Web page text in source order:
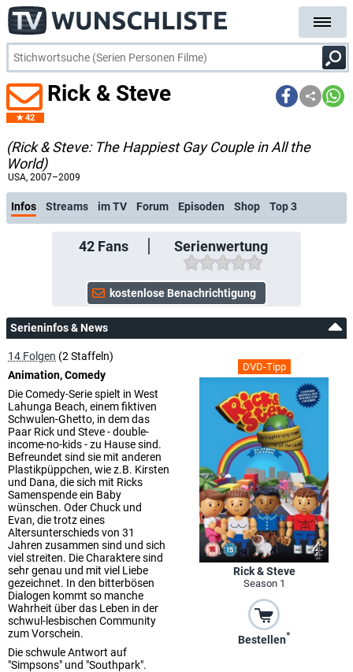
42
Rick & Steve
(Rick & Steve: The Happiest Gay Couple in All the
World)
USA, 2007–2009
kostenlose E-Mail-Ben
Infos Streams im TV Forum Episoden Shop Top 3
42Fans Serienwertung
Serieninfos & News
DVD-Tipp
Rick & Steve
Season 1
Bestellen*
14 Folgen (2 Staffeln)
Animation, Comedy
Die Comedy-Serie spielt in West
Lahunga Beach, einem fiktiven
Schwulen-Ghetto, in dem das
Paar Rick und Steve - double-
income-no-kids - zu Hause sind.
Befreundet sind sie mit anderen
Plastikpüppchen, wie z.B. Kirsten
und Dana, die sich mit Ricks
Samenspende ein Baby
wünschen. Oder Chuck und
Evan, die trotz eines
Altersunterschieds von 31
Jahren zusammen sind und sich
viel streiten. Die Charaktere sind
sehr genau und mit viel Liebe
gezeichnet. In den bitterbösen
Dialogen kommt so manche
Wahrheit über das Leben in der
schwul-lesbischen Community
zum Vorschein.
Die schwule Antwort auf
"Simpsons" und "Southpark".